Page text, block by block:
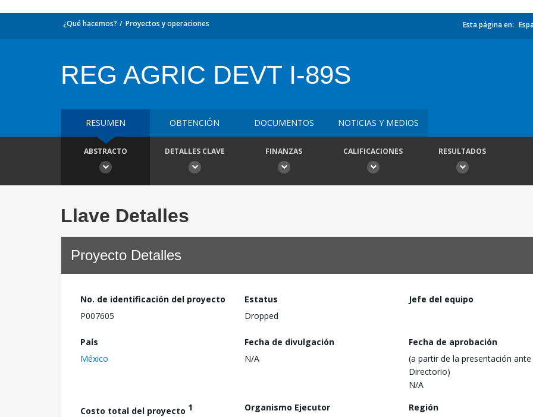
¿Qué hacemos? Proyectos y operaciones Esta página en:
REG AGRIC DEVT I-89S
RESUMEN OBTENCIÓN DOCUMENTOS NOTICIAS Y MEDIOS
ABSTRACTO DETALLES CLAVE FINANZAS CALIFICACIONES RESULTADOS
Llave Detalles
Proyecto Detalles
No. de identificación del proyecto
P007605
Estatus
Dropped
Jefe del equipo
País
México
Fecha de divulgación
N/A
Fecha de aprobación
(a partir de la presentación ante
Directorio)
N/A
Costo total del proyecto 1
Organismo Ejecutor
Región